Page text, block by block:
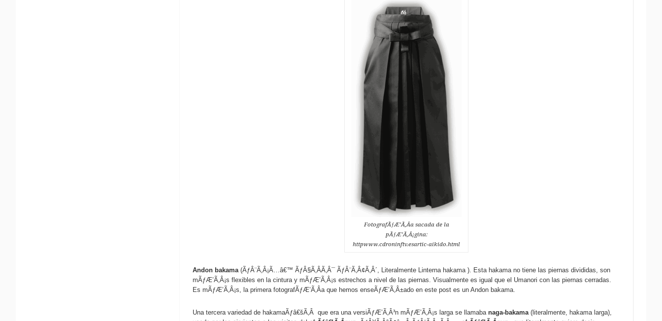
FotografÃƒÆ’Ã‚Â­a sacada de la
pÃƒÆ’Ã‚Â¡gina:
httpwww.cdroninftv.esartic-aikido.html
Andon bakama(ÃƒÂ¨Ã‚Â¡Ã…â€™ ÃƒÂ§Ã‚ÂÃ‚Â¯ ÃƒÂ¨Ã‚Â¢Ã‚Â´, Literalmente Linterna hakama ). Esta hakama no tiene las piernas divididas, son
mÃƒÆ’Ã‚Â¡s flexibles en la cintura y mÃƒÆ’Ã‚Â¡s estrechos a nivel de las piernas. Visualmente es igual que el Umanori con las piernas cerradas.
Es mÃƒÆ’Ã‚Â¡s, la primera fotografÃƒÆ’Ã‚Â­a que hemos enseÃƒÆ’Ã‚Â±ado en este post es un Andon bakama.
Una tercera variedad de hakamaÃƒâ€šÃ‚Â que era una versiÃƒÆ’Ã‚Â³n mÃƒÆ’Ã‚Â¡s larga se llamaba naga-bakama(literalmente, hakama larga),